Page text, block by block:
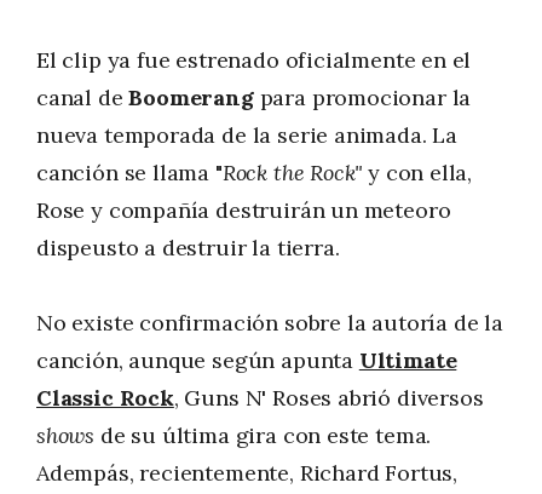
El clip ya fue estrenado oficialmente en el
canal deBoomerangpara promocionar la
nueva temporada de la serie animada. La
canción se llama "Rock the Rock"y con ella,
Rose y compañía destruirán un meteoro
dispeusto a destruir la tierra.
No existe confirmación sobre la autoría de la
canción, aunque según apunta Ultimate
Classic Rock, Guns N' Roses abrió diversos
shows de su última gira con este tema.
Adempás, recientemente, Richard Fortus,